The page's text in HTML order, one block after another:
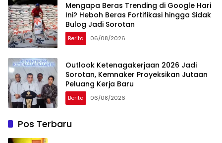
Mengapa Beras Trending di Google Hari
Ini? Heboh Beras Fortifikasi hingga Sidak
Bulog Jadi Sorotan
Berita 06/08/2026
Outlook Ketenagakerjaan 2026 Jadi
Sorotan, Kemnaker Proyeksikan Jutaan
Peluang Kerja Baru
Berita 06/08/2026
Pos Terbaru